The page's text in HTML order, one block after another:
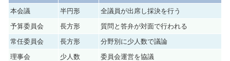
本会議
半円形
全議員が出席し採決を行う
予算委員会
長方形
質問と答弁が対面で行われる
常任委員会
長方形
分野別に少人数で議論
理事会
少人数 委員会運営を協議